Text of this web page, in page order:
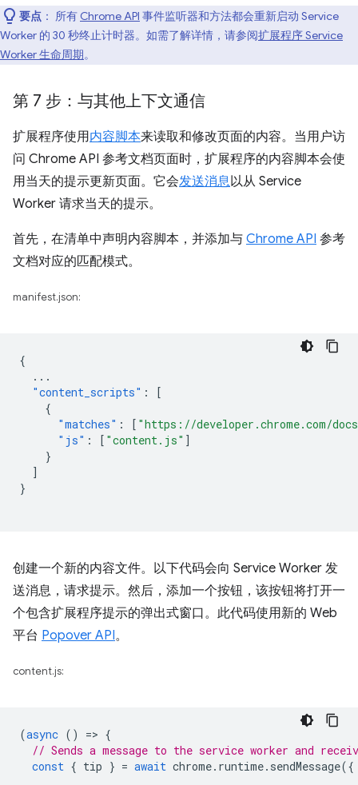
要点 ： 所有 Chrome API 事件监听器和方法都会重新启动 Service
Worker 的 30 秒终止计时器。如需了解详情，请参阅扩展程序 Service
Worker 生命周期。
第 7 步：与其他上下文通信
扩展程序使用内容脚本来读取和修改页面的内容。当用户访
问 Chrome API 参考文档页面时，扩展程序的内容脚本会使
用当天的提示更新页面。它会发送消息以从 Service
Worker 请求当天的提示。
首先，在清单中声明内容脚本，并添加与 Chrome API 参考
文档对应的匹配模式。
manifest.json:
{
...
"content_scripts" :
[
{
"matches" : [ "https://developer.chrome.com/
"js" : [ "content.js" ]
}
]
}
创建一个新的内容文件。以下代码会向 Service Worker 发
送消息，请求提示。然后，添加一个按钮，该按钮将打开一
个包含扩展程序提示的弹出式窗口。此代码使用新的 Web
平台 Popover API。
content.js:
(async () => {
// Sends a message to the service worker and
const { tip } = await chrome. runtime. sendMessage({